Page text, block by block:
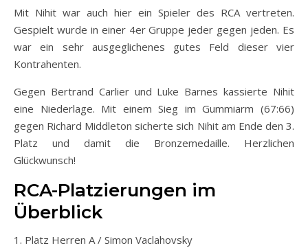
Mit Nihit war auch hier ein Spieler des RCA vertreten.
Gespielt wurde in einer 4er Gruppe jeder gegen jeden. Es
war ein sehr ausgeglichenes gutes Feld dieser vier
Kontrahenten.
Gegen Bertrand Carlier und Luke Barnes kassierte Nihit
eine Niederlage. Mit einem Sieg im Gummiarm (67:66)
gegen Richard Middleton sicherte sich Nihit am Ende den 3.
Platz und damit die Bronzemedaille. Herzlichen
Glückwunsch!
RCA-Platzierungen im
Überblick
1. Platz Herren A / Simon Vaclahovsky